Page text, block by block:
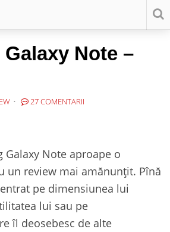
Note –
27 COMENTARII
Galaxy Note aproape o
un review mai amănunțit. Pînă
pe dimensiunea lui
lui sau pe
îl deosebesc de alte